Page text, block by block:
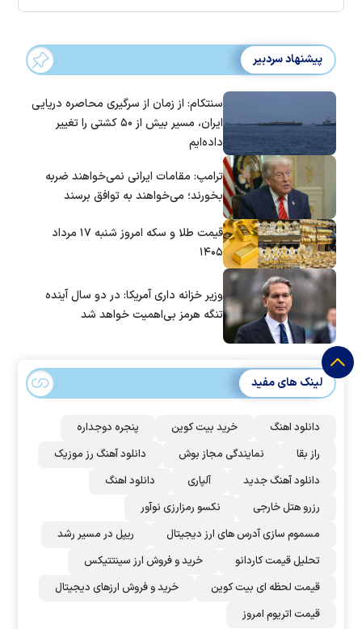
پیشنهاد سردبیر
سنتکام: از زمان از سرگیری محاصره دریایی
ایران، مسیر بیش از ۵۰ کشتی را تغییر
داده‌ایم
ترامپ: مقامات ایرانی نمی‌خواهند ضربه
بخورند؛ می‌خواهند به توافق برسند
قیمت طلا و سکه امروز شنبه ۱۷ مرداد
۱۴۰۵
وزیر خزانه داری آمریکا: در دو سال آینده
تنگه هرمز بی‌اهمیت خواهد شد
لینک های مفید
دانلود اهنگ خرید بیت کوین
پنجره دوجداره
راز بقا
نمایندگی مجاز بوش
دانلود آهنگ رز‌ موزیک
دانلود آهنگ جدید
آلپاری
دانلود اهنگ
رزرو هتل خارجی
نکسو رمزارزی نوآور
مسموم سازی آدرس های ارز دیجیتال
ریپل در مسیر رشد
تحلیل قیمت کاردانو
خرید و فروش ارز سینتتیکس
قیمت لحظه ای بیت کوین
خرید و فروش ارزهای دیجیتال
قیمت اتریوم امروز